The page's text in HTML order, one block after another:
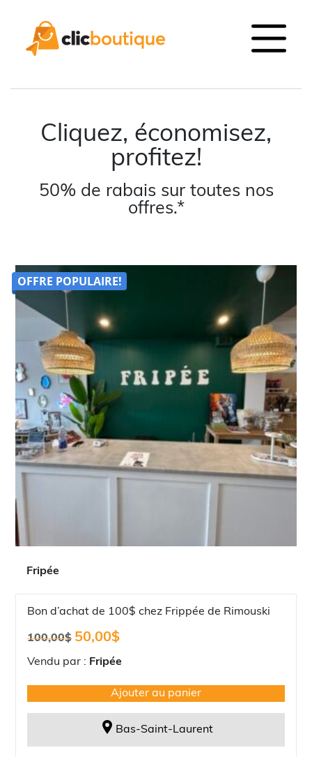
Cliquez, économisez,
profitez!
50% de rabais sur toutes nos
offres.*
OFFRE POPULAIRE!
Fripée
Bon d’achat de 100$ chez Frippée de Rimouski
100,00$
Le
initial
100,00$.
50,00$
actuel
50,00$.
Vendu par : Fripée
Ajouter au panier
Bas-Saint-Laurent